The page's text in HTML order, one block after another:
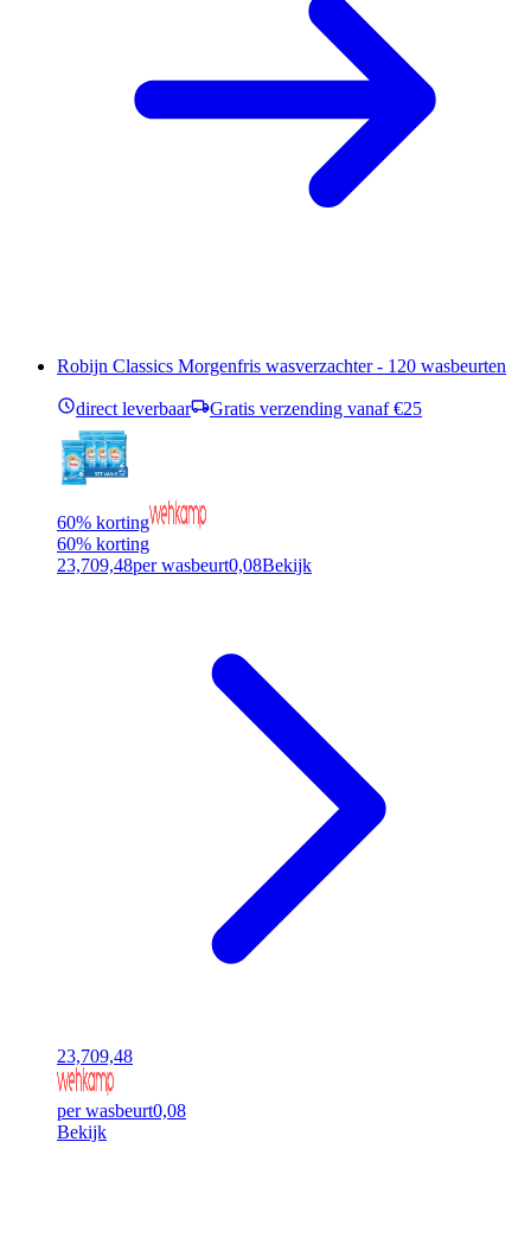
Robijn Classics Morgenfris wasverzachter - 120 wasbeurten
direct leverbaar Gratis verzending vanaf €25
60% korting
60% korting
23,709,48per wasbeurt0,08Bekijk
23,709,48
per wasbeurt0,08
Bekijk